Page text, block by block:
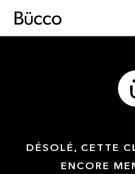
DÉSOLÉ, CETTE
ENCORE